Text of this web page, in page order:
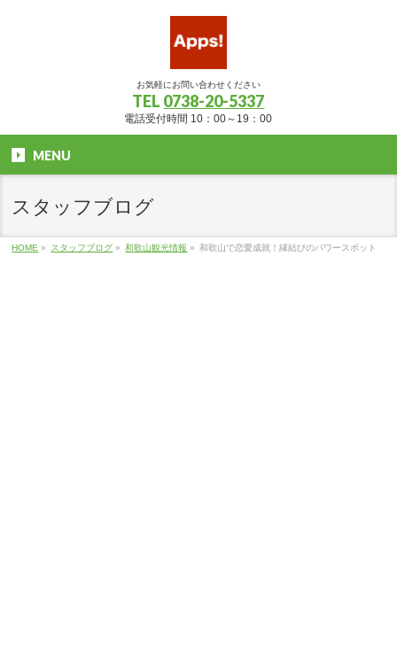
お気軽にお問い合わせください
TEL 0738-20-5337
電話受付時間 10：00～19：00
MENU
スタッフブログ
HOME » スタッフブログ » 和歌山観光情報 » 和歌山で恋愛成就！縁結びのパワースポット